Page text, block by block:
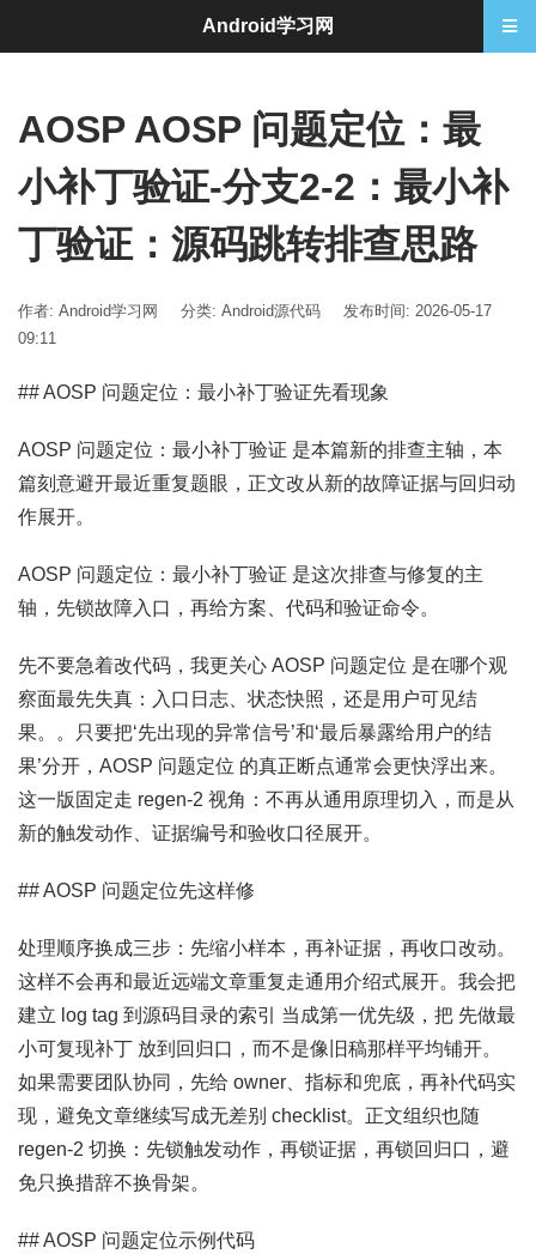
AOSP AOSP 问题定位：最
小补丁验证-分支2-2：最小补
丁验证：源码跳转排查思路
作者: Android学习网 分类: Android源代码
发布时间: 2026-05-17
09:11
## AOSP 问题定位：最小补丁验证先看现象
AOSP 问题定位：最小补丁验证 是本篇新的排查主轴，本
篇刻意避开最近重复题眼，正文改从新的故障证据与回归动
作展开。
AOSP 问题定位：最小补丁验证 是这次排查与修复的主
轴，先锁故障入口，再给方案、代码和验证命令。
先不要急着改代码，我更关心 AOSP 问题定位 是在哪个观
察面最先失真：入口日志、状态快照，还是用户可见结
果。。只要把‘先出现的异常信号’和‘最后暴露给用户的结
果’分开，AOSP 问题定位 的真正断点通常会更快浮出来。
这一版固定走 regen-2 视角：不再从通用原理切入，而是从
新的触发动作、证据编号和验收口径展开。
## AOSP 问题定位先这样修
处理顺序换成三步：先缩小样本，再补证据，再收口改动。
这样不会再和最近远端文章重复走通用介绍式展开。我会把
建立 log tag 到源码目录的索引 当成第一优先级，把 先做最
小可复现补丁 放到回归口，而不是像旧稿那样平均铺开。
如果需要团队协同，先给 owner、指标和兜底，再补代码实
现，避免文章继续写成无差别 checklist。正文组织也随
regen-2 切换：先锁触发动作，再锁证据，再锁回归口，避
免只换措辞不换骨架。
## AOSP 问题定位示例代码
Android学习网